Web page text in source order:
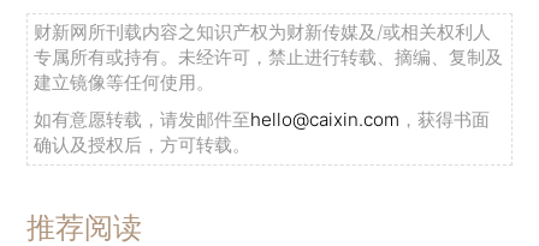
财新网所刊载内容之知识产权为财新传媒及/或相关权利人
专属所有或持有。未经许可，禁止进行转载、摘编、复制及
建立镜像等任何使用。
如有意愿转载，请发邮件至hello@caixin.com ，获得书面
确认及授权后，方可转载。
推荐阅读